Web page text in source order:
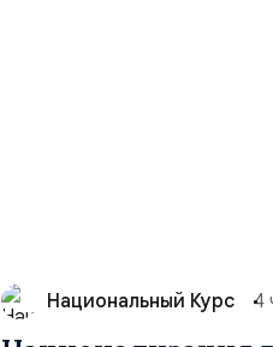
Национальный Курс 4